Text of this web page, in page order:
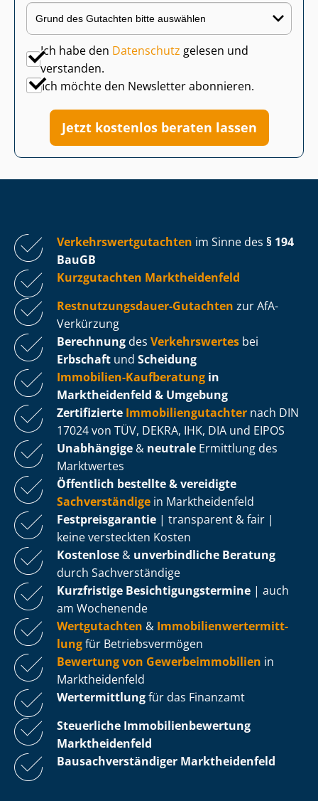
Ich habe den Datenschutz gelesen und
verstanden.
Ich möchte den Newsletter abonnieren.
Jetzt kostenlos beraten lassen
Ver­kehrs­wert­gut­ach­ten im Sinne des § 194
BauGB
Kurzgutachten Marktheidenfeld
Rest­nut­zungs­dau­er-Gutachten zur AfA-
Verkürzung
Berechnung des Verkehrswertes bei
Erbschaft und Scheidung
Immobilien-Kaufberatung in
Marktheidenfeld & Umgebung
Zertifizierte Im­mo­bi­li­en­gut­ach­ter nach DIN
17024 von TÜV, DEKRA, IHK, DIA und EIPOS
Unabhängige & neutrale Ermittlung des
Marktwertes
Öffentlich bestellte & vereidigte
Sachverständige in Marktheidenfeld
Fest­preis­ga­ran­tie | transparent & fair |
keine versteckten Kosten
Kostenlose & unverbindliche Beratung
durch Sachverständige
Kurzfristige Be­sich­ti­gungs­ter­mi­ne | auch
am Wochenende
Wertgutachten & Im­mo­bi­li­en­wert­ermitt­
lungfür Be­triebs­ver­mö­gen
Bewertung von Ge­wer­be­im­mo­bi­li­en in
Marktheidenfeld
Wertermittlungfür das Finanzamt
Steuerliche Im­mo­bi­li­en­be­wer­tung
Marktheidenfeld
Bau­sach­ver­stän­di­ger Marktheidenfeld